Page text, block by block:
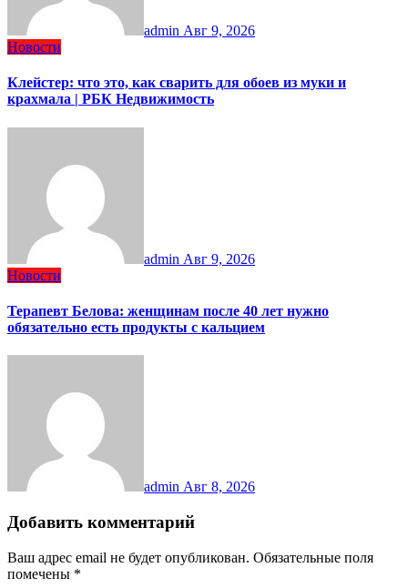
admin Авг 9, 2026
Новости
Клейстер: что это, как сварить для обоев из муки и
крахмала | РБК Недвижимость
admin Авг 9, 2026
Новости
Терапевт Белова: женщинам после 40 лет нужно
обязательно есть продукты с кальцием
admin Авг 8, 2026
Добавить комментарий
Ваш адрес email не будет опубликован. Обязательные поля
помечены *